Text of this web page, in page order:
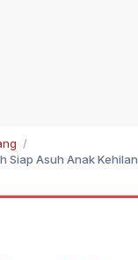
Siap Asuh Anak